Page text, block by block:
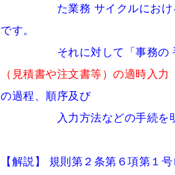
た業務 サイクルにおけるワ
です。
それに対して「事務の 手続
（見積書や注文書等）の適時入
の過程、順序及び
入力方法などの手続を明確
【解説】 規則第２条第６項第１